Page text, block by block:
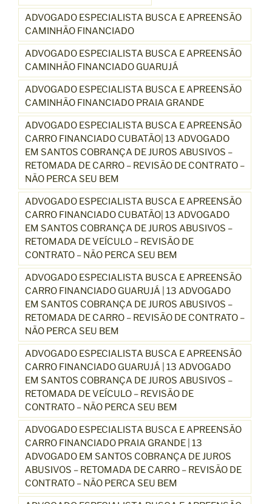
ADVOGADO ESPECIALISTA BUSCA E APREENSÃO
CAMINHÃO FINANCIADO
ADVOGADO ESPECIALISTA BUSCA E APREENSÃO
CAMINHÃO FINANCIADO GUARUJÁ
ADVOGADO ESPECIALISTA BUSCA E APREENSÃO
CAMINHÃO FINANCIADO PRAIA GRANDE
ADVOGADO ESPECIALISTA BUSCA E APREENSÃO
CARRO FINANCIADO CUBATÃO| 13 ADVOGADO
EM SANTOS COBRANÇA DE JUROS ABUSIVOS –
RETOMADA DE CARRO – REVISÃO DE CONTRATO –
NÃO PERCA SEU BEM
ADVOGADO ESPECIALISTA BUSCA E APREENSÃO
CARRO FINANCIADO CUBATÃO| 13 ADVOGADO
EM SANTOS COBRANÇA DE JUROS ABUSIVOS –
RETOMADA DE VEÍCULO – REVISÃO DE
CONTRATO – NÃO PERCA SEU BEM
ADVOGADO ESPECIALISTA BUSCA E APREENSÃO
CARRO FINANCIADO GUARUJÁ | 13 ADVOGADO
EM SANTOS COBRANÇA DE JUROS ABUSIVOS –
RETOMADA DE CARRO – REVISÃO DE CONTRATO –
NÃO PERCA SEU BEM
ADVOGADO ESPECIALISTA BUSCA E APREENSÃO
CARRO FINANCIADO GUARUJÁ | 13 ADVOGADO
EM SANTOS COBRANÇA DE JUROS ABUSIVOS –
RETOMADA DE VEÍCULO – REVISÃO DE
CONTRATO – NÃO PERCA SEU BEM
ADVOGADO ESPECIALISTA BUSCA E APREENSÃO
CARRO FINANCIADO PRAIA GRANDE | 13
ADVOGADO EM SANTOS COBRANÇA DE JUROS
ABUSIVOS – RETOMADA DE CARRO – REVISÃO DE
CONTRATO – NÃO PERCA SEU BEM